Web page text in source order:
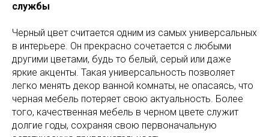
службы
Черный цвет считается одним из самых универсальных
в интерьере. Он прекрасно сочетается с любыми
другими цветами, будь то белый, серый или даже
яркие акценты. Такая универсальность позволяет
легко менять декор ванной комнаты, не опасаясь, что
черная мебель потеряет свою актуальность. Более
того, качественная мебель в черном цвете служит
долгие годы, сохраняя свою первоначальную